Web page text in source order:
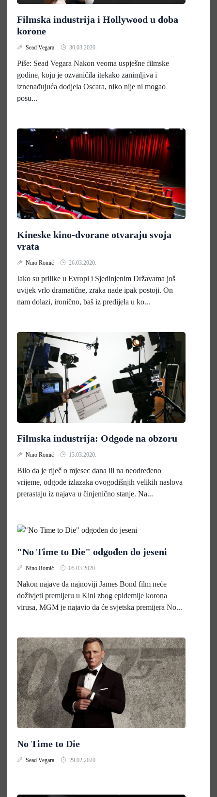
Filmska industrija i Hollywood u doba
korone
Sead Vegara 30.03.2020.
Piše: Sead Vegara Nakon veoma uspješne filmske
godine, koju je ozvaničila itekako zanimljiva i
iznenađujuća dodjela Oscara, niko nije ni mogao
posu...
Kineske kino-dvorane otvaraju svoja
vrata
Nino Romić 26.03.2020.
Iako su prilike u Evropi i Sjedinjenim Državama još
uvijek vrlo dramatične, zraka nade ipak postoji. On
nam dolazi, ironično, baš iz predijela u ko...
Filmska industrija: Odgode na obzoru
Nino Romić 13.03.2020.
Bilo da je riječ o mjesec dana ili na neodređeno
vrijeme, odgode izlazaka ovogodišnjih velikih naslova
prerastaju iz najava u činjenično stanje. Na...
"No Time to Die" odgođen do jeseni
Nino Romić 05.03.2020.
Nakon najave da najnoviji James Bond film neće
doživjeti premijeru u Kini zbog epidemije korona
virusa, MGM je najavio da će svjetska premijera No...
No Time to Die
Sead Vegara 29.02.2020.